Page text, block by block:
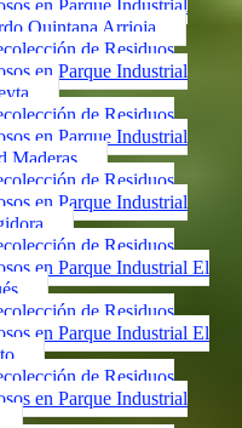
en Parque Industrial
Quintana Arrioja
de Residuos
en Parque Industrial
de Residuos
en Parque Industrial
Maderas
de Residuos
en Parque Industrial
de Residuos
en Parque Industrial El
de Residuos
en Parque Industrial El
de Residuos
en Parque Industrial